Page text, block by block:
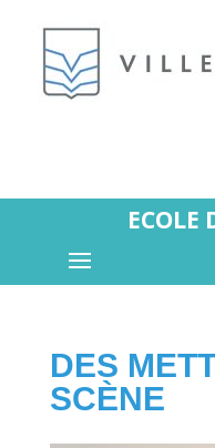
ECOLE
DES
SCÈNE